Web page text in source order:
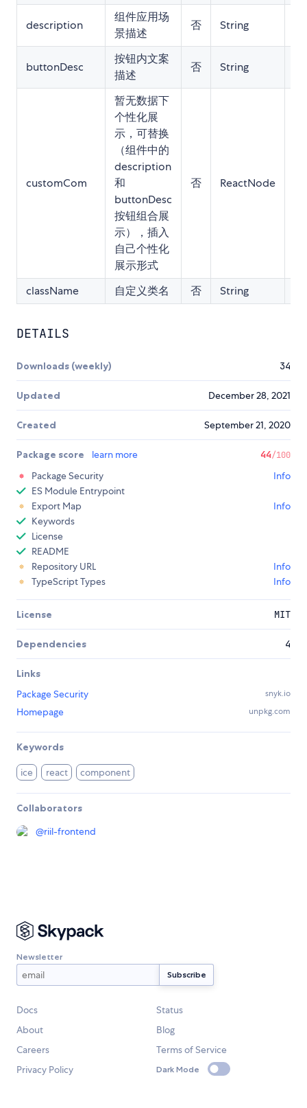
description
组件应用场
景描述
否 String
buttonDesc
按钮内文案
描述
否 String
customCom
暂无数据下
个性化展
示，可替换
（组件中的
description
和
buttonDesc
按钮组合展
示），插入
自己个性化
展示形式
否 ReactNode
className 自定义类名 否 String
DETAILS
Downloads (weekly) 34
Updated December 28, 2021
Created September 21, 2020
Package score learn more 44/100
Package Security
Info
ES Module Entrypoint
Export Map
Info
Keywords
License
README
Repository URL
Info
TypeScript Types
Info
License MIT
Dependencies 4
Links
Package Security
snyk.io
Homepage unpkg.com
Keywords
ice react component
Collaborators
@riil-frontend
Newsletter
Docs
Status
About
Blog
Careers
Terms of Service
Privacy Policy
Dark Mode